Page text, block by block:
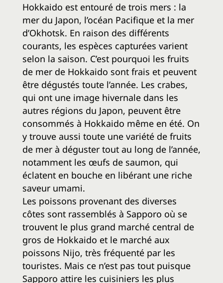
ITINÉRAIRE
VIDÉOS
INFO VOYAGES
VOYAGER À SAPPORO
CLIMAT
BROCHURE NUMÉRIQUE
LIENS
Hokkaido est entouré de trois mers : la
mer du Japon, l’océan Pacifique et la mer
d’Okhotsk. En raison des différents
courants, les espèces capturées varient
selon la saison. C’est pourquoi les fruits
de mer de Hokkaido sont frais et peuvent
être dégustés toute l’année. Les crabes,
qui ont une image hivernale dans les
autres régions du Japon, peuvent être
consommés à Hokkaido même en été. On
y trouve aussi toute une variété de fruits
de mer à déguster tout au long de l’année,
notamment les œufs de saumon, qui
éclatent en bouche en libérant une riche
saveur umami.
Les poissons provenant des diverses
côtes sont rassemblés à Sapporo où se
trouvent le plus grand marché central de
gros de Hokkaido et le marché aux
poissons Nijo, très fréquenté par les
touristes. Mais ce n’est pas tout puisque
Sapporo attire les cuisiniers les plus